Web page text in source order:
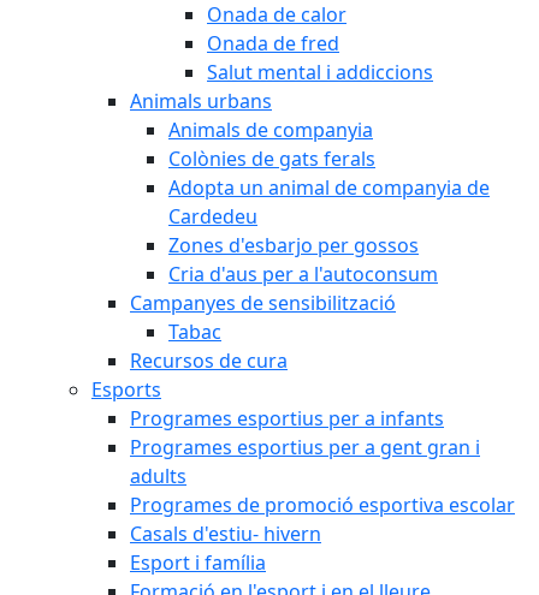
Onada de calor
Onada de fred
Salut mental i addiccions
Animals urbans
Animals de companyia
Colònies de gats ferals
Adopta un animal de companyia de
Cardedeu
Zones d'esbarjo per gossos
Cria d'aus per a l'autoconsum
Campanyes de sensibilització
Tabac
Recursos de cura
Esports
Programes esportius per a infants
Programes esportius per a gent gran i
adults
Programes de promoció esportiva escolar
Casals d'estiu- hivern
Esport i família